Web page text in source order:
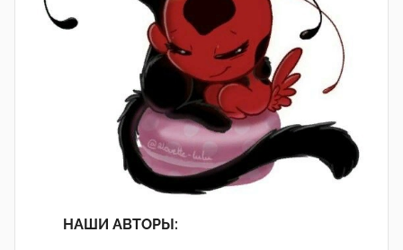
НАШИ АВТОРЫ: